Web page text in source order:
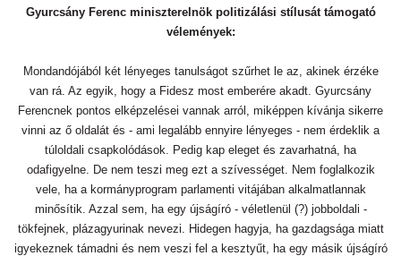
Gyurcsány Ferenc miniszterelnök politizálási stílusát támogató
vélemények:
Mondandójából két lényeges tanulságot szűrhet le az, akinek érzéke
van rá. Az egyik, hogy a Fidesz most emberére akadt. Gyurcsány
Ferencnek pontos elképzelései vannak arról, miképpen kívánja sikerre
vinni az ő oldalát és - ami legalább ennyire lényeges - nem érdeklik a
túloldali csapkolódások. Pedig kap eleget és zavarhatná, ha
odafigyelne. De nem teszi meg ezt a szívességet. Nem foglalkozik
vele, ha a kormányprogram parlamenti vitájában alkalmatlannak
minősítik. Azzal sem, ha egy újságíró - véletlenül (?) jobboldali -
tökfejnek, plázagyurinak nevezi. Hidegen hagyja, ha gazdagsága miatt
igyekeznek támadni és nem veszi fel a kesztyűt, ha egy másik újságíró